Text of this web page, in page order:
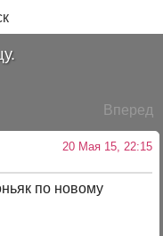
Вперед
20 Мая 15, 22:15
по новому